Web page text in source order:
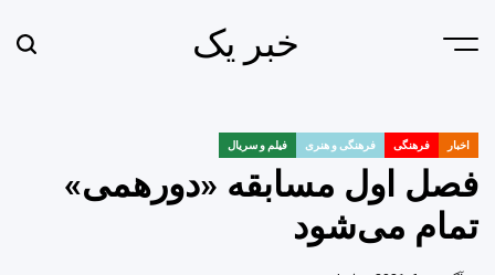
Menu خبر یک
POSTED
اخبار فرهنگی فرهنگی و هنری فیلم و سریال
فصل اول مسابقه «دورهمی»
تمام می‌شود